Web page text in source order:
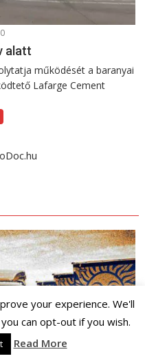
0
alatt
működését a baranyai
Lafarge Cement
your experience. We'll
can opt-out if you wish.
Read More